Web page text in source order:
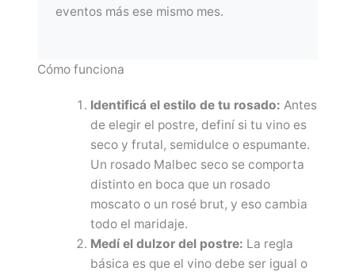
eventos más ese mismo mes.
Cómo funciona
Identificá el estilo de tu rosado: Antes
de elegir el postre, definí si tu vino es
seco y frutal, semidulce o espumante.
Un rosado Malbec seco se comporta
distinto en boca que un rosado
moscato o un rosé brut, y eso cambia
todo el maridaje.
Medí el dulzor del postre: La regla
básica es que el vino debe ser igual o